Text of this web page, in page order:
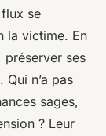
se
la victime. En
préserver ses
n’a pas
sages,
? Leur